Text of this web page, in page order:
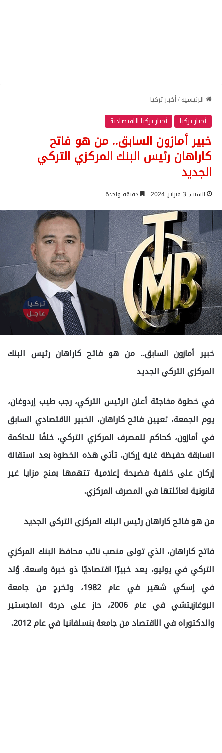
الرئيسية/أخبار تركيا
أخبار تركيا
أخبار تركيا الاقتصادية
خبير أمازون السابق.. من هو فاتح
كاراهان رئيس البنك المركزي التركي
الجديد
السبت, 3 فبراير, 2024 دقيقة واحدة
خبير أمازون السابق.. من هو فاتح كاراهان رئيس البنك
المركزي التركي الجديد
في خطوة مفاجئة أعلن الرئيس التركي، رجب طيب إردوغان،
يوم الجمعة، تعيين فاتح كاراهان، الخبير الاقتصادي السابق
في أمازون، كحاكم للمصرف المركزي التركي، خلفًا للحاكمة
السابقة حفيظة غاية إركان. تأتي هذه الخطوة بعد استقالة
إركان على خلفية فضيحة إعلامية تتهمها بمنح مزايا غير
قانونية لعائلتها في المصرف المركزي.
من هو فاتح كاراهان رئيس البنك المركزي التركي الجديد
فاتح كاراهان، الذي تولى منصب نائب محافظ البنك المركزي
التركي في يوليو، يعد خبيرًا اقتصاديًا ذو خبرة واسعة. وُلد
في إسكي شهير في عام 1982، وتخرج من جامعة
البوغازيتشي في عام 2006، حاز على درجة الماجستير
والدكتوراه في الاقتصاد من جامعة بنسلفانيا في عام 2012.